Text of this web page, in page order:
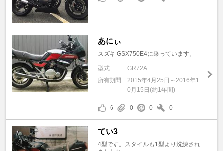
あにぃ
スズキ GSX750E4に乗っています。
型式
GR72A
所有期間
2015年4月25日～2016年1
0月15日(約1年間)
6 0 0 0
てい3
4型です。スタイルも1型より洗練され